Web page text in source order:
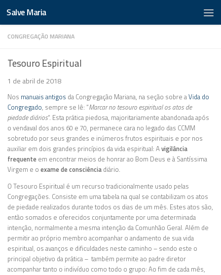
Salve Maria
CONGREGAÇÃO MARIANA
Tesouro Espiritual
1 de abril de 2018
Nos manuais antigos da Congregação Mariana, na seção sobre aVida do
Congregado, sempre se lê: “Marcar no tesouro espiritual os atos de
piedade diários“. Esta prática piedosa, majoritariamente abandonada após
o vendaval dos anos 60 e 70, permanece cara no legado das CCMM
sobretudo por seus grandes e inúmeros frutos espirituais e por nos
auxiliar em dois grandes princípios da vida espiritual: Avigilância
frequente em encontrar meios de honrar ao Bom Deus e à Santíssima
Virgem e o exame de consciência diário.
O Tesouro Espiritual é um recurso tradicionalmente usado pelas
Congregações. Consiste em uma tabela na qual se contabilizam os atos
de piedade realizados durante todos os dias de um mês. Estes atos são,
então somados e oferecidos conjuntamente por uma determinada
intenção, normalmente a mesma intenção da Comunhão Geral. Além de
permitir ao próprio membro acompanhar o andamento de sua vida
espiritual, os avanços e dificuldades neste caminho – sendo este o
principal objetivo da prática – também permite ao padre diretor
acompanhar tanto o indivíduo como todo o grupo: Ao fim de cada mês,